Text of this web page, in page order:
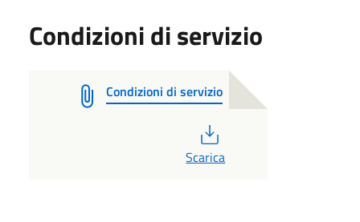
Condizioni di servizio
Condizioni di servizio
Scarica